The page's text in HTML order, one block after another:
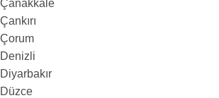
Çanakkale
Çankırı
Çorum
Denizli
Diyarbakır
Düzce